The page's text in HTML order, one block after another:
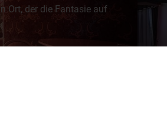
Ort, der die Fantasie auf